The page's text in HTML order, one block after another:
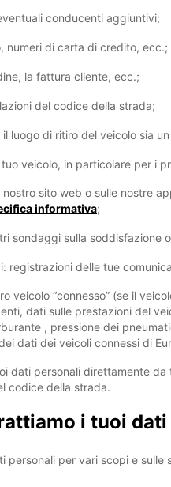
conducenti aggiuntivi;
numeri di carta di credito, ecc.;
la fattura cliente, ecc.;
del codice della strada;
luogo di ritiro del veicolo sia
veicolo, in particolare per i
sito web o sulle nostre
informativa;
sondaggi sulla soddisfazione
registrazioni delle tue
veicolo “connesso” (se il
dati sulle prestazioni del
, pressione dei
dati dei veicoli connessi di
dati personali direttamente
codice della strada.
i tuoi
personali per vari scopi e sulle